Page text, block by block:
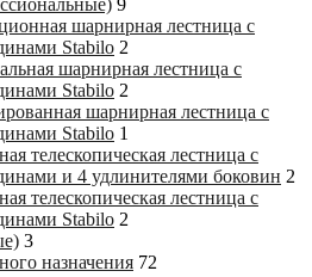
шарнирная лестница с
Stabilo 2
шарнирная лестница с
Stabilo 2
шарнирная лестница с
Stabilo 1
телескопическая лестница с
и 4 удлинителями боковин 2
телескопическая лестница с
Stabilo 2
3
назначения 72